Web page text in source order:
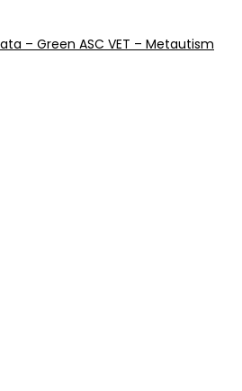
– Green ASC VET – Metautism